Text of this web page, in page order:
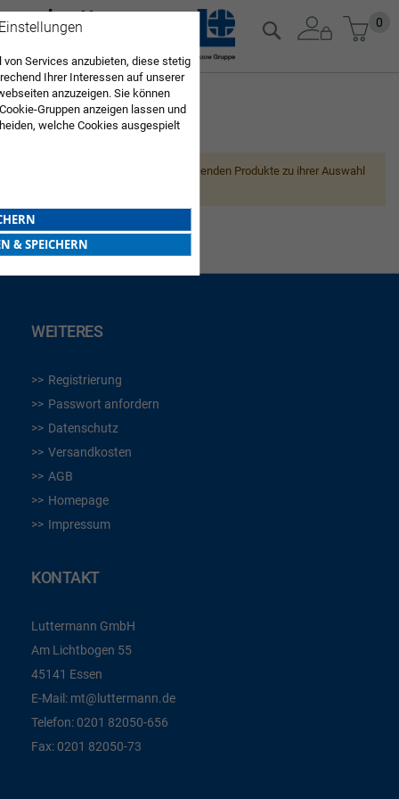
Zum
Inhalt
0
Suche
Leider können wir keine passenden Produkte zu ihrer Auswahl
ARZTBEDARF
WEITERES
Registrierung
Passwort anfordern
Datenschutz
Versandkosten
AGB
Homepage
Impressum
KONTAKT
Luttermann GmbH
Am Lichtbogen 55
45141 Essen
E-Mail: mt@luttermann.de
Telefon: 0201 82050-656
Fax: 0201 82050-73
Services anzubieten, diese stetig
Ihrer Interessen auf unserer
anzuzeigen. Sie können
Gruppen anzeigen lassen und
welche Cookies ausgespielt
& SPEICHERN